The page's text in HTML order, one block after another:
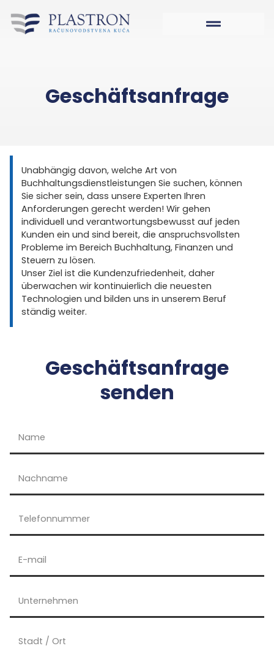
Geschäftsanfrage
Unabhängig davon, welche Art von
Buchhaltungsdienstleistungen Sie suchen, können
Sie sicher sein, dass unsere Experten Ihren
Anforderungen gerecht werden! Wir gehen
individuell und verantwortungsbewusst auf jeden
Kunden ein und sind bereit, die anspruchsvollsten
Probleme im Bereich Buchhaltung, Finanzen und
Steuern zu lösen.
Unser Ziel ist die Kundenzufriedenheit, daher
überwachen wir kontinuierlich die neuesten
Technologien und bilden uns in unserem Beruf
ständig weiter.
Geschäftsanfrage
senden